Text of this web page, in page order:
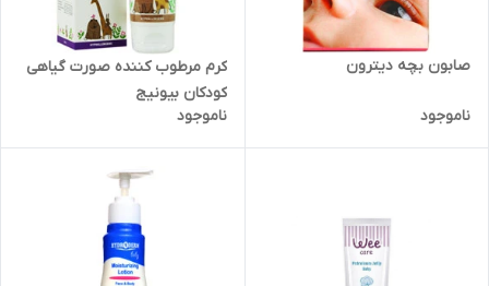
صابون بچه دیترون
ناموجود
کرم مرطوب کننده صورت گیاهی
کودکان بیونیج
ناموجود